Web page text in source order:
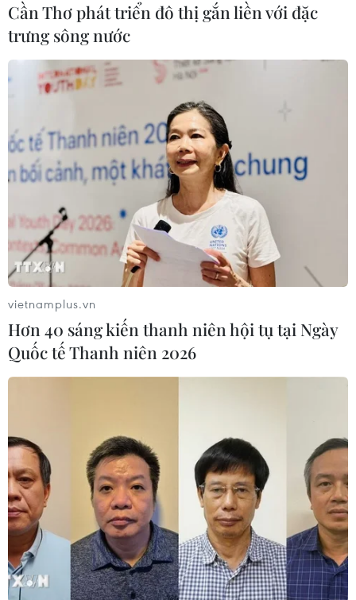
TIN CÙNG CHUYÊN MỤC
Công suất lọc dầu thu hẹp, giá xăng
Mỹ đối mặt áp lực tăng
Xuất khẩu dệt may 7 tháng đạt trên
27 tỷ USD, duy trì đà tăng trưởng
09/08/2026 08:25
Hải Phòng điều chỉnh kịch bản tăng
trưởng, quyết tâm đạt GRDP 13%
Cần Thơ phát triển đô thị gắn liền với đặc
trưng sông nước
vietnamplus.vn
Hơn 40 sáng kiến thanh niên hội tụ tại Ngày
Quốc tế Thanh niên 2026